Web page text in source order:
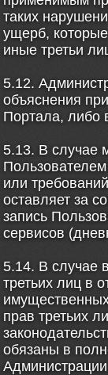
таких
ущерб,
иные третьи
5.12.
объяснения
Портала, либо
5.13. В случае
или
оставляет за
запись
сервисов
5.14. В случае
третьих лиц в
прав третьих
обязаны в